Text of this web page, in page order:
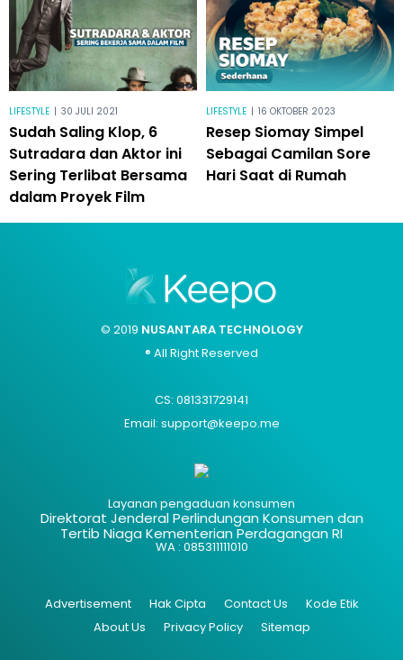
LIFESTYLE | 30 JULI 2021
Sudah Saling Klop, 6
Sutradara dan Aktor ini
Sering Terlibat Bersama
dalam Proyek Film
LIFESTYLE | 16 OKTOBER 2023
Resep Siomay Simpel
Sebagai Camilan Sore
Hari Saat di Rumah
© 2019 NUSANTARA TECHNOLOGY
® All Right Reserved
CS: 081331729141
Email: support@keepo.me
Layanan pengaduan konsumen
Direktorat Jenderal Perlindungan Konsumen dan
Tertib Niaga Kementerian Perdagangan RI
WA : 085311111010
Advertisement Hak Cipta Contact Us
Kode Etik
About Us
Privacy Policy Sitemap